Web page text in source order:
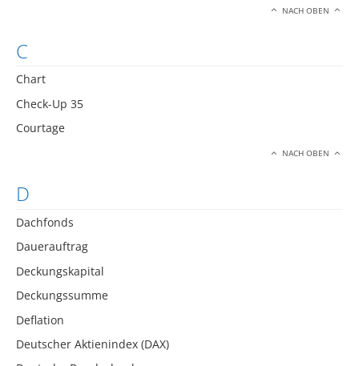
NACH OBEN
C
Chart
Check-Up 35
Courtage
NACH OBEN
D
Dachfonds
Dauerauftrag
Deckungskapital
Deckungssumme
Deflation
Deutscher Aktienindex (DAX)